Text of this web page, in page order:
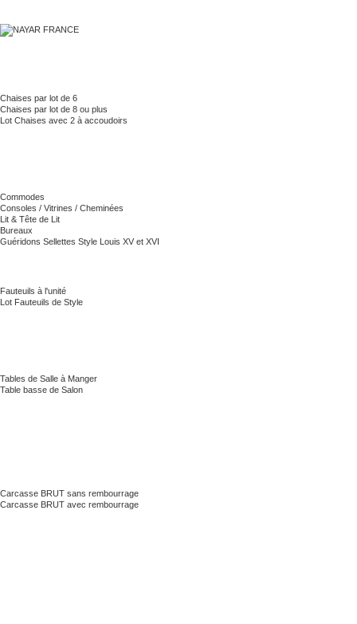
Chaises par lot de 6
Chaises par lot de 8 ou plus
Lot Chaises avec 2 à accoudoirs
Commodes
Consoles / Vitrines / Cheminées
Lit & Tête de Lit
Bureaux
Guéridons Sellettes Style Louis XV et XVI
Fauteuils à l'unité
Lot Fauteuils de Style
Tables de Salle à Manger
Table basse de Salon
Carcasse BRUT sans rembourrage
Carcasse BRUT avec rembourrage